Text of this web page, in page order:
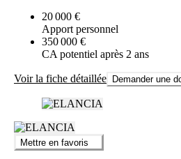
20 000 €
Apport personnel
350 000 €
CA potentiel après 2 ans
Voir la fiche détaillée Demander une
Mettre en favoris